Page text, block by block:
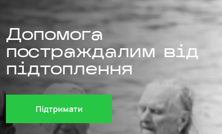
Допомога
постраждалим від
підтоплення
Підтримати